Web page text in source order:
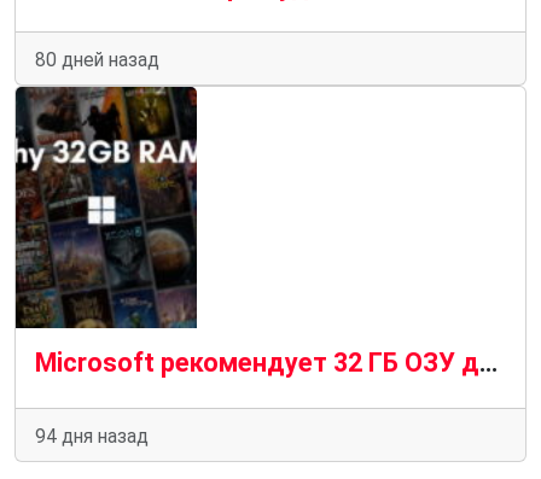
80 дней назад
Microsoft рекомендует 32 ГБ ОЗУ для игр на Windows 11 — новый стандарт или перебор?
94 дня назад